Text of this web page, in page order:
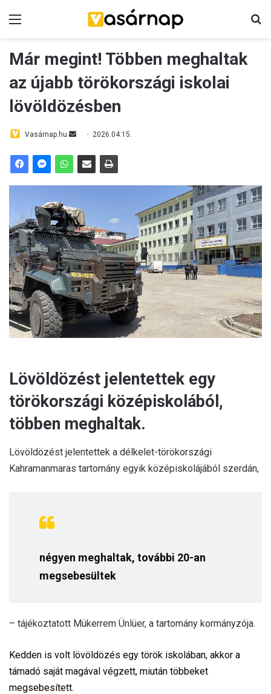
Már megint! Többen meghaltak
az újabb törökországi iskolai
lövöldözésben
Vasárnap.hu
n
e
m
a
i
l
2026.04.15.
Lövöldözést jelentettek egy
törökországi középiskolából,
többen meghaltak.
Lövöldözést jelentettek a délkelet-törökországi
Kahramanmaras tartomány egyik középiskolájából szerdán,
négyen meghaltak, további 20-an
megsebesültek
– tájékoztatott Mükerrem Ünlüer, a tartomány kormányzója.
Kedden is volt lövöldözés egy török iskolában, akkor a
támadó saját magával végzett, miután többeket
megsebesített.